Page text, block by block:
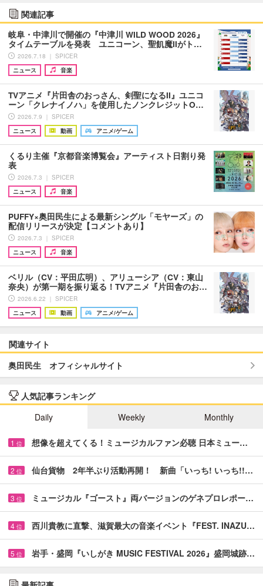
関連記事
岐阜・中津川で開催の『中津川 WILD WOOD 2026』
タイムテーブルを発表 ユニコーン、聖飢魔IIがト…
2026.7.18 ｜ SPICER
ニュース
音楽
TVアニメ『片田舎のおっさん、剣聖になるII』ユニコ
ーン「クレナイノハ」を使用したノンクレジットO…
2026.7.9 ｜ SPICER
ニュース
動画 アニメ/ゲーム
くるり主催『京都音楽博覧会』アーティスト日割り発
表
2026.7.3 ｜ SPICER
ニュース
音楽
PUFFY×奥田民生による最新シングル「モヤーズ」の
配信リリースが決定【コメントあり】
2026.7.3 ｜ SPICER
ニュース
音楽
ベリル（CV：平田広明）、アリューシア（CV：東山
奈央）が第一期を振り返る！TVアニメ『片田舎のお…
2026.6.22 ｜ SPICER
ニュース
動画 アニメ/ゲーム
関連サイト
奥田民生 オフィシャルサイト
人気記事ランキング
Daily
Weekly Monthly
1 位 想像を超えてくる！ミュージカルファン必聴 日本ミュー…
2 位 仙台貨物 2年半ぶり活動再開！ 新曲「いっち! いっち!!…
3 位 ミュージカル『ゴースト』両バージョンのゲネプロレポー…
4 位 西川貴教に直撃、滋賀最大の音楽イベント『FEST. INAZU…
5 位 岩手・盛岡『いしがき MUSIC FESTIVAL 2026』盛岡城跡…